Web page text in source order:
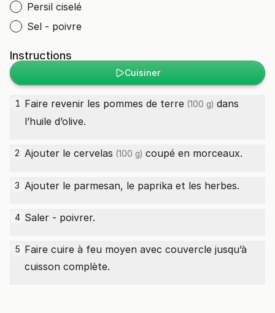
Persil ciselé
Sel - poivre
Instructions
Cuisiner
1 Faire revenir les pommes de terre (100 g) dans
l’huile d’olive.
2 Ajouter le cervelas (100 g) coupé en morceaux.
3 Ajouter le parmesan, le paprika et les herbes.
4 Saler - poivrer.
5 Faire cuire à feu moyen avec couvercle jusqu’à
cuisson complète.